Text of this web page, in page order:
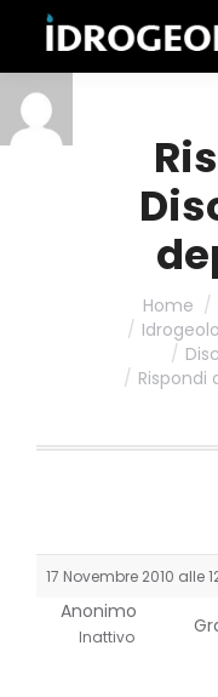
Home
Rispondi
17 Novembre 2010 alle
Anonimo
Inattivo